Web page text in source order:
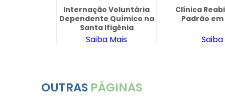
Internação Voluntária
Dependente Químico na
Santa Ifigênia
Saiba Mais
Clínica
Padrão
OUTRAS PÁGINAS